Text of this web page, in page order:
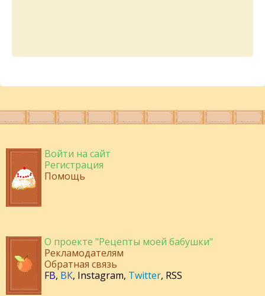
Войти на сайт
Регистрация
Помощь
О проекте "Рецепты моей бабушки"
Рекламодателям
Обратная связь
FB, ВК, Instagram, Twitter, RSS